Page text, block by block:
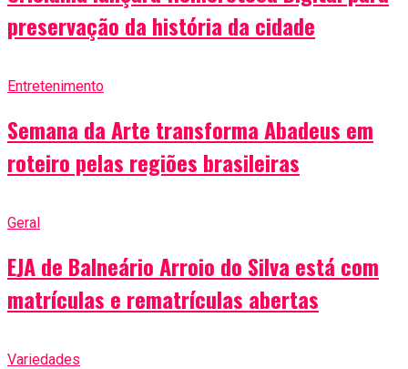
preservação da história da cidade
Entretenimento
Semana da Arte transforma Abadeus em
roteiro pelas regiões brasileiras
Geral
EJA de Balneário Arroio do Silva está com
matrículas e rematrículas abertas
Variedades